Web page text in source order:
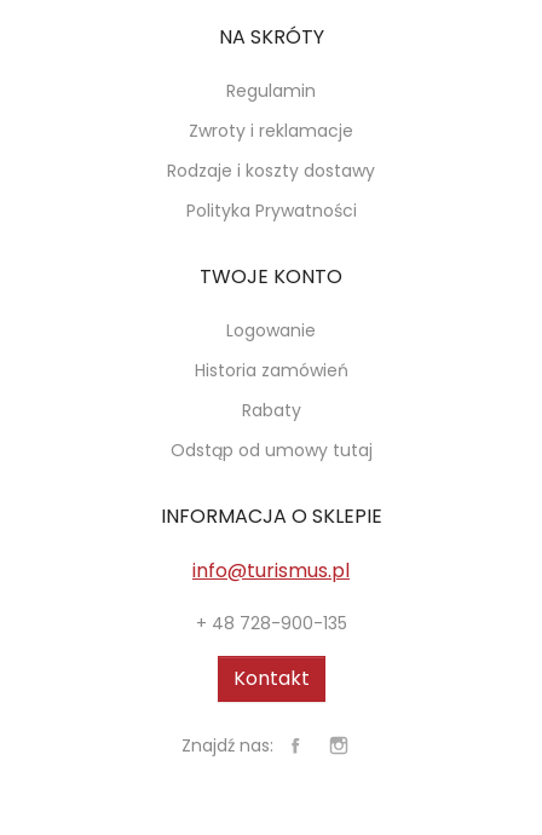
NA SKRÓTY
Regulamin
Zwroty i reklamacje
Rodzaje i koszty dostawy
Polityka Prywatności
TWOJE KONTO
Logowanie
Historia zamówień
Rabaty
Odstąp od umowy tutaj
INFORMACJA O SKLEPIE
info@turismus.pl
+ 48 728-900-135
Kontakt
Znajdź nas: